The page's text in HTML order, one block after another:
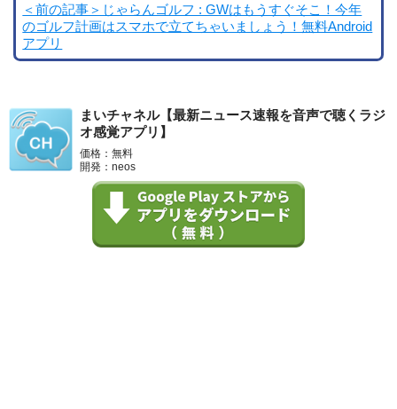
＜前の記事＞じゃらんゴルフ : GWはもうすぐそこ！今年
のゴルフ計画はスマホで立てちゃいましょう！無料Android
アプリ
まいチャネル【最新ニュース速報を音声で聴くラジ
オ感覚アプリ】
価格：無料
開発：neos